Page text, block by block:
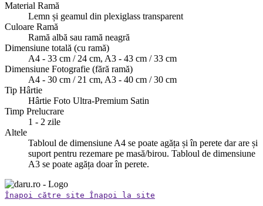
Material Ramă
Lemn și geamul din plexiglass transparent
Culoare Ramă
Ramă albă sau ramă neagră
Dimensiune totală (cu ramă)
A4 - 33 cm / 24 cm, A3 - 43 cm / 33 cm
Dimensiune Fotografie (fără ramă)
A4 - 30 cm / 21 cm, A3 - 40 cm / 30 cm
Tip Hârtie
Hârtie Foto Ultra-Premium Satin
Timp Prelucrare
1 - 2 zile
Altele
Tabloul de dimensiune A4 se poate agăța și în perete dar are și
suport pentru rezemare pe masă/birou. Tabloul de dimensiune
A3 se poate agăța doar în perete.
Înapoi către site Înapoi la site